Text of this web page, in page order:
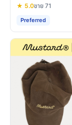
★ 5.0ขาย 71
Preferred